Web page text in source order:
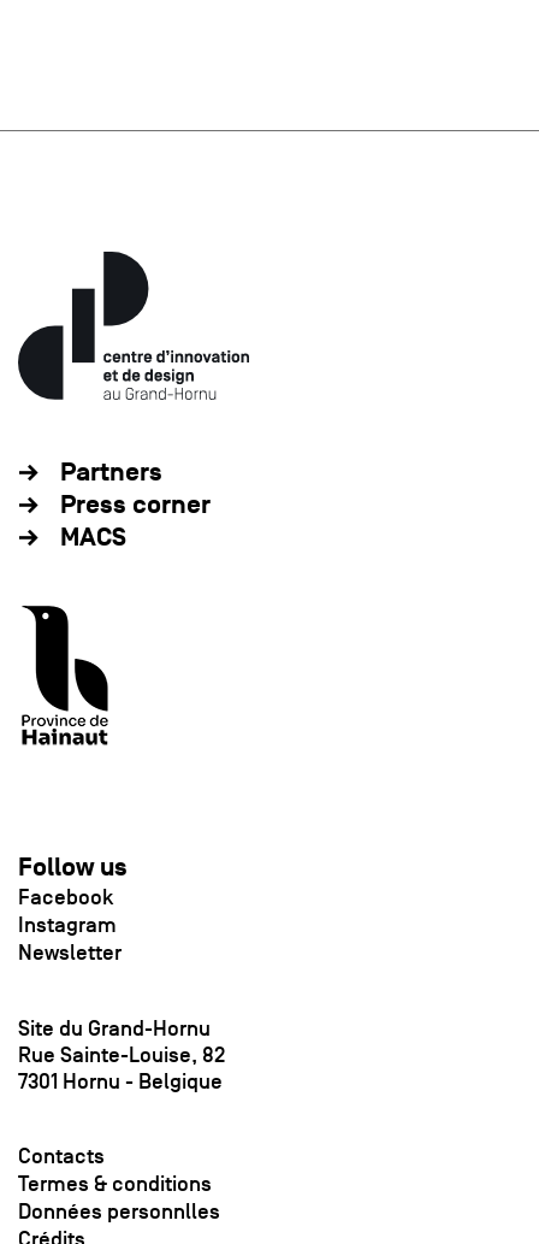
Partners
Press corner
MACS
Follow us
Facebook
Instagram
Newsletter
Site du Grand-Hornu
Rue Sainte-Louise, 82
7301 Hornu - Belgique
Contacts
Termes & conditions
Données personnlles